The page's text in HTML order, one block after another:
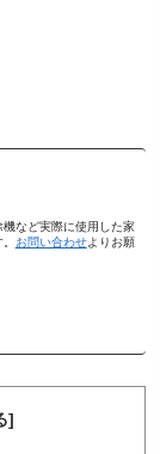
など実際に使用した家
お問い合わせよりお願